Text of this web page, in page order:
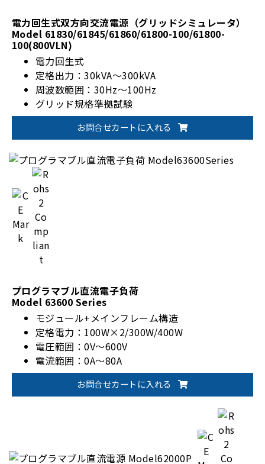
電力回生式双方向交流電源（グリッドシミュレータ）
Model 61830/61845/61860/61800-100/61800-
100(800VLN)
電力回生式
定格出力：30kVA～300kVA
周波数範囲：30Hz～100Hz
グリッド規格準拠試験
お問合せカートに入れる
プログラマブル直流電子負荷
Model 63600 Series
モジュール+メインフレーム構造
定格電力：100W×2/300W/400W
電圧範囲：0V～600V
電流範囲：0A～80A
CZ(定インピーダンス)モード
CC/CV/CPモードお問合せカートに入れる